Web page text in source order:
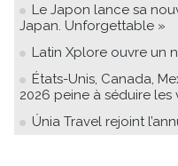
Le Japon lance sa
Japan. Unforgettable »
Latin Xplore ouvre un
États-Unis, Canada,
2026 peine à séduire
Únia Travel rejoint